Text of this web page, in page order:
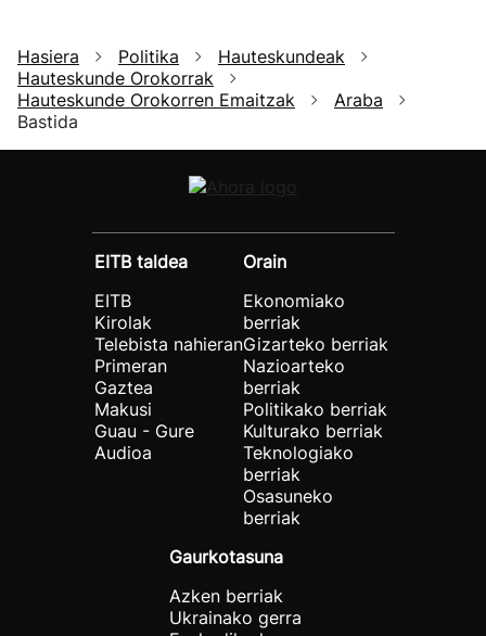
Hasiera Politika
Hauteskundeak
Hauteskunde Orokorrak
Hauteskunde Orokorren Emaitzak
Araba
Bastida
EITB taldea
EITB
Kirolak
Telebista nahieran
Primeran
Gaztea
Makusi
Guau - Gure
Audioa
Orain
Ekonomiako
berriak
Gizarteko berriak
Nazioarteko
berriak
Politikako berriak
Kulturako berriak
Teknologiako
berriak
Osasuneko
berriak
Gaurkotasuna
Azken berriak
Ukrainako gerra